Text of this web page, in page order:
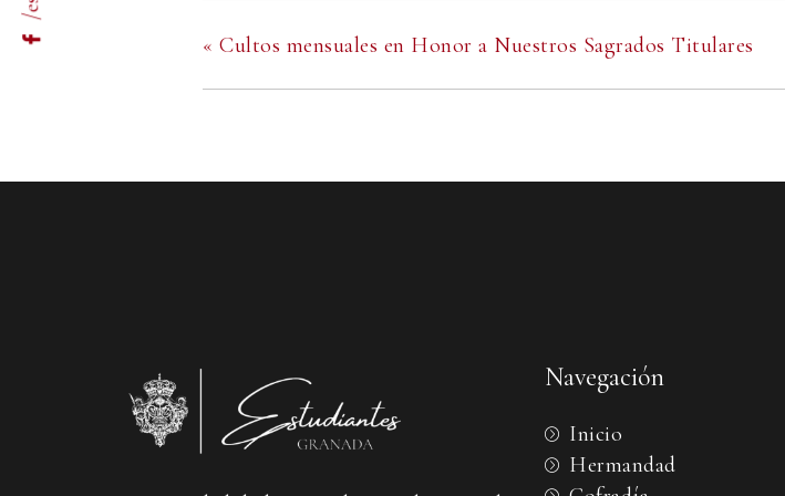
« Cultos mensuales en Honor a Nuestros Sagrados Titulares
Navegación
Inicio
Hermandad